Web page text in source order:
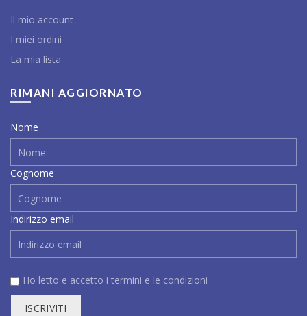
Il mio account
I miei ordini
La mia lista
RIMANI AGGIORNATO
Nome
Cognome
Indirizzo email
Ho letto e accetto i termini e le condizioni